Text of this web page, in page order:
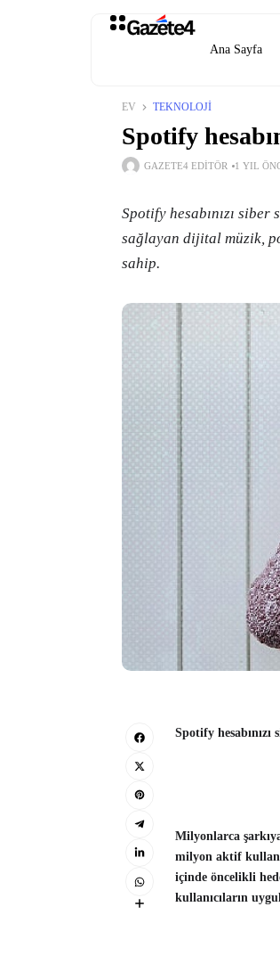
Ana Sayfa
EV TEKNOLOJI
Spotify
GAZETE4 EDITÖR 1 YIL
Spotify hesabınızı
sağlayan dijital müzik,
sahip.
Spotify
Milyonlarca
milyon aktif
içinde öncelikli
kullanıcıların